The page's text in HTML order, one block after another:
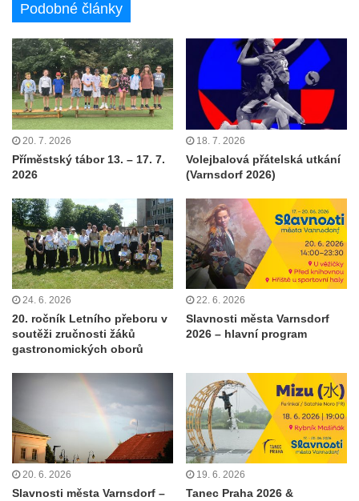
Podobné články
20. 7. 2026
Příměstský tábor 13. – 17. 7.
2026
18. 7. 2026
Volejbalová přátelská utkání
(Varnsdorf 2026)
24. 6. 2026
20. ročník Letního přeboru v
soutěži zručnosti žáků
gastronomických oborů
22. 6. 2026
Slavnosti města Varnsdorf
2026 – hlavní program
20. 6. 2026
Slavnosti města Varnsdorf –
19. 6. 2026
Tanec Praha 2026 &